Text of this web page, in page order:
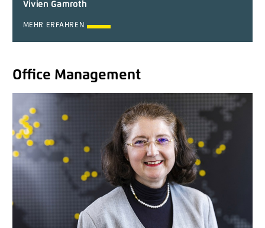
Vivien Gamroth
MEHR ERFAHREN
Office Management